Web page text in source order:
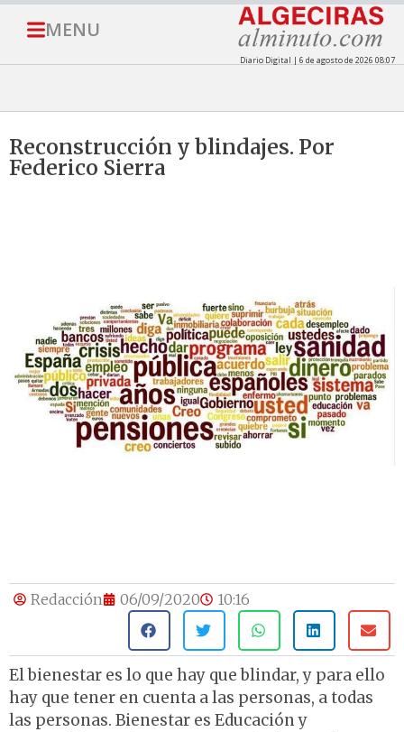
MENU
Diario Digital | 6 de agosto de 2026 08:07
Reconstrucción y blindajes. Por
Federico Sierra
Redacción 06/09/2020 10:16
El bienestar es lo que hay que blindar, y para ello
hay que tener en cuenta a las personas, a todas
las personas. Bienestar es Educación y